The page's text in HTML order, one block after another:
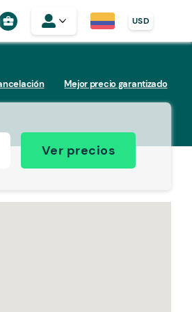
business_center USD
Mejor precio garantizado
Ver precios